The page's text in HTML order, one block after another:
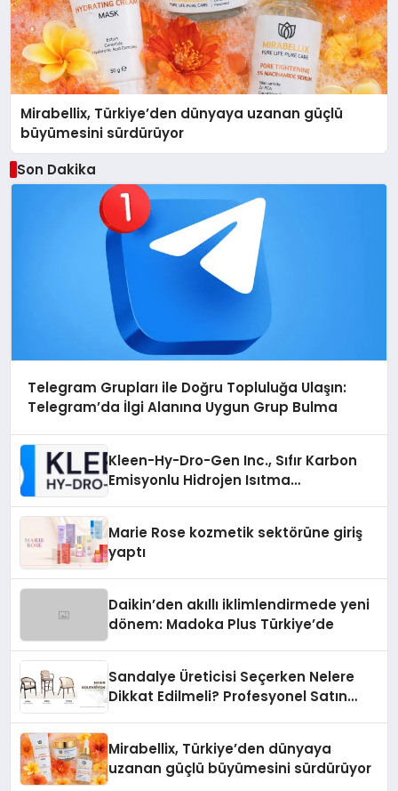
Mirabellix, Türkiye’den dünyaya uzanan güçlü
büyümesini sürdürüyor
Son Dakika
Telegram Grupları ile Doğru Topluluğa Ulaşın:
Telegram’da İlgi Alanına Uygun Grup Bulma
Kleen-Hy-Dro-Gen Inc., Sıfır Karbon
Emisyonlu Hidrojen Isıtma
Marie Rose kozmetik sektörüne giriş
yaptı
Daikin’den akıllı iklimlendirmede yeni
dönem: Madoka Plus Türkiye’de
Sandalye Üreticisi Seçerken Nelere
Dikkat Edilmeli? Profesyonel Satın
Mirabellix, Türkiye’den dünyaya
uzanan güçlü büyümesini sürdürüyor